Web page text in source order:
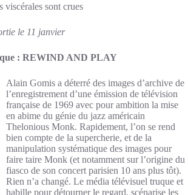
sont crues
le 11 janvier
: REWIND AND PLAY
Alain Gomis a déterré des images d’archive de
l’enregistrement d’une émission de télévision
française de 1969 avec pour ambition la mise
en abime du génie du jazz américain
Thelonious Monk. Rapidement, l’on se rend
bien compte de la supercherie, et de la
manipulation systématique des images pour
faire taire Monk (et notamment sur l’origine du
fiasco de son concert parisien 10 ans plus tôt).
Rien n’a changé. Le média télévisuel truque et
habille pour détourner le regard, scénarise les